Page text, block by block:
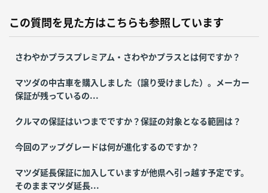
この質問を見た方はこちらも参照しています
さわやかプラスプレミアム・さわやかプラスとは何ですか？
マツダの中古車を購入しました（譲り受けました）。メーカー
保証が残っているの...
クルマの保証はいつまでですか？保証の対象となる範囲は？
今回のアップグレードは何が進化するのですか？
マツダ延長保証に加入していますが他県へ引っ越す予定です。
そのままマツダ延長...